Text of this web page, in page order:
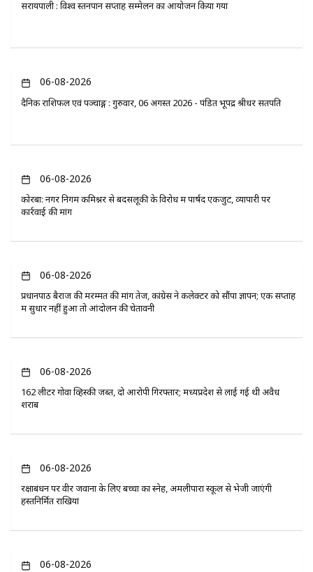
सरायपाली : विश्व स्तनपान सप्ताह सम्मेलन का आयोजन किया गया
06-08-2026
दैनिक राशिफल एवं पञ्चाङ्ग : गुरुवार, 06 अगस्त 2026 - पंडित भूपेंद्र श्रीधर सतपति
06-08-2026
कोरबा: नगर निगम कमिश्नर से बदसलूकी के विरोध में पार्षद एकजुट, व्यापारी पर
कार्रवाई की मांग
06-08-2026
प्रधानपाठ बैराज की मरम्मत की मांग तेज, कांग्रेस ने कलेक्टर को सौंपा ज्ञापन; एक सप्ताह
में सुधार नहीं हुआ तो आंदोलन की चेतावनी
06-08-2026
162 लीटर गोवा व्हिस्की जब्त, दो आरोपी गिरफ्तार; मध्यप्रदेश से लाई गई थी अवैध
शराब
06-08-2026
रक्षाबंधन पर वीर जवानों के लिए बच्चों का स्नेह, अमलीपारा स्कूल से भेजी जाएंगी
हस्तनिर्मित राखियां
06-08-2026